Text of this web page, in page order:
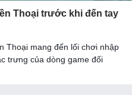
Thoại trước khi đến tay
Thoại mang đến lối chơi nhập
trưng của dòng game đối